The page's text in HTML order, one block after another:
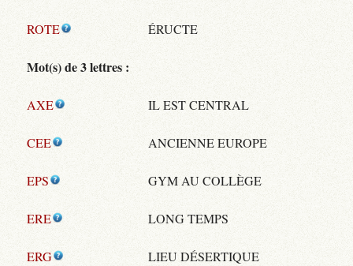
ROTE ÉRUCTE
Mot(s) de 3 lettres :
AXE IL EST CENTRAL
CEE ANCIENNE EUROPE
EPS GYM AU COLLÈGE
ERE LONG TEMPS
ERG LIEU DÉSERTIQUE